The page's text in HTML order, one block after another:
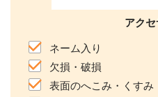
アク
ネーム入り
欠損・破損
表面のへこみ・くすみ